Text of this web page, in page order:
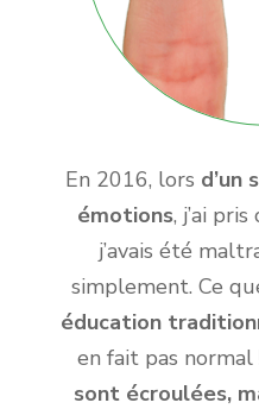
En 2016, lors d’un
émotions, j’ai
j’avais été
simplement. Ce
éducation
en fait pas normal
sont écroulées,